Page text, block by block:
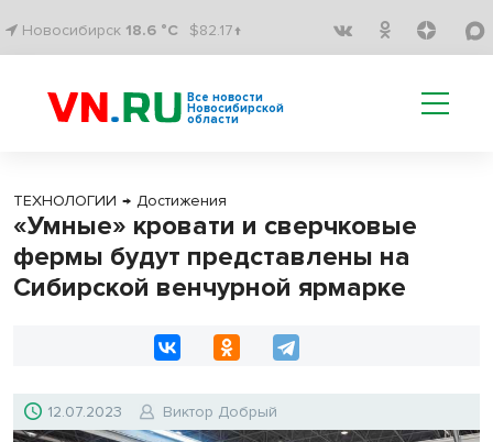
Новосибирск 18.6 °C $82.17↑
Все новости
Новосибирской
области
ТЕХНОЛОГИИ → Достижения
«Умные» кровати и сверчковые
фермы будут представлены на
Сибирской венчурной ярмарке
12.07.2023 Виктор Добрый